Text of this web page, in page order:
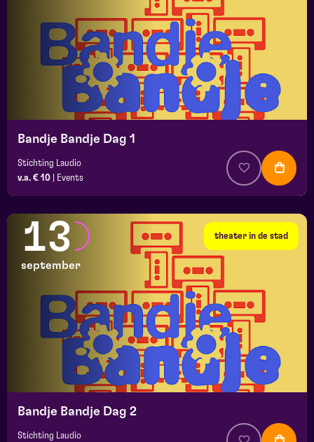
Bandje Bandje Dag 1
Stichting Laudio
v.a. € 10
Events
theater in de stad
13
september
Bandje Bandje Dag 2
Stichting Laudio